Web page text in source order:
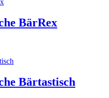
BärRex
Bärtastisch